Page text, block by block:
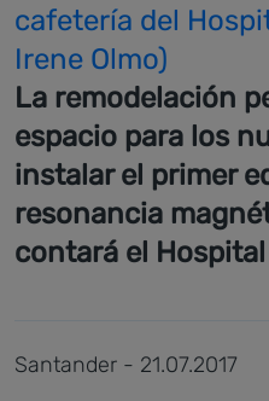
cafetería del
Irene Olmo)
La remodelación
espacio para los
instalar el primer
resonancia
contará el Hospital
Santander - 21.07.2017